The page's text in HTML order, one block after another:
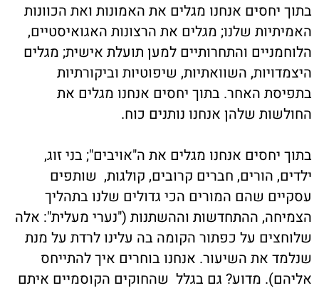
בתוך יחסים אנחנו מגלים את האמונות ואת הכוונות
האמיתיות שלנו; מגלים את הרצונות האגואיסטיים,
הלוחמניים והתחרותיים למען תועלת אישית; מגלים
היצמדויות, השוואתיות, שיפוטיות וביקורתיות
בתפיסת האחר. בתוך יחסים אנחנו מגלים את
החולשות שלהן אנחנו נותנים כוח.
בתוך יחסים אנחנו מגלים את ה"אויבים"; בני זוג,
ילדים, הורים, חברים קרובים, קולגות, שותפים
עסקיים שהם המורים הכי גדולים שלנו בתהליך
הצמיחה, ההתחדשות וההשתנות ("נערי מעלית": אלה
שלוחצים על כפתור הקומה בה עלינו לרדת על מנת
שנלמד את השיעור. אנחנו בוחרים איך להתייחס
אליהם). מדוע? גם בגלל שהחוקים הקוסמיים איתם